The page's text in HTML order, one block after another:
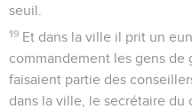
seuil.
19 Et dans la ville il prit un
commandement les gens de
faisaient partie des
dans la ville, le secrétaire